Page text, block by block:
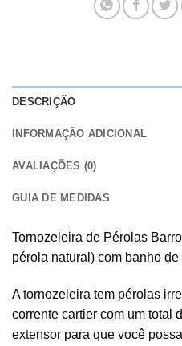
DESCRIÇÃO
INFORMAÇÃO ADICIONAL
AVALIAÇÕES (0)
GUIA DE MEDIDAS
Tornozeleira de Pérolas
pérola natural) com banho
A tornozeleira tem pérolas
corrente cartier com um total
extensor para que você